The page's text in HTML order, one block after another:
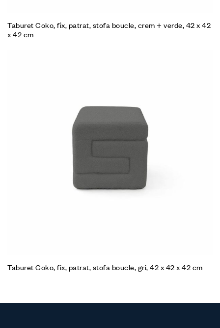
Taburet Coko, fix, patrat, stofa boucle, crem + verde, 42 x 42
x 42 cm
Taburet Coko, fix, patrat, stofa boucle, gri, 42 x 42 x 42 cm